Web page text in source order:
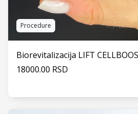
Procedure
Biorevitalizacija LIFT
18000.00 RSD